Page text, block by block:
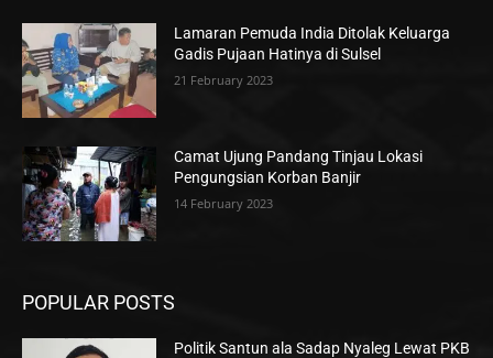
Lamaran Pemuda India Ditolak Keluarga
Gadis Pujaan Hatinya di Sulsel
21 February 2023
Camat Ujung Pandang Tinjau Lokasi
Pengungsian Korban Banjir
14 February 2023
POPULAR POSTS
Politik Santun ala Sadap Nyaleg Lewat PKB